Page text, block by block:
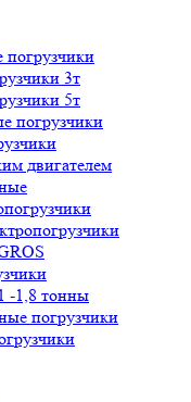
погрузчики
3т
5т
погрузчики
двигателем
-1,8 тонны
погрузчики